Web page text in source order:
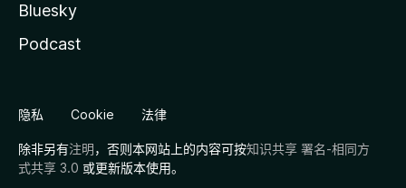
Bluesky
Podcast
隐私 Cookie 法律
除非另有注明，否则本网站上的内容可按知识共享 署名-相同方
式共享 3.0 或更新版本使用。